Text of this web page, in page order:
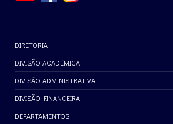
DIRETORIA
DIVISÃO ACADÊMICA
DIVISÃO ADMINISTRATIVA
DIVISÃO FINANCEIRA
DEPARTAMENTOS